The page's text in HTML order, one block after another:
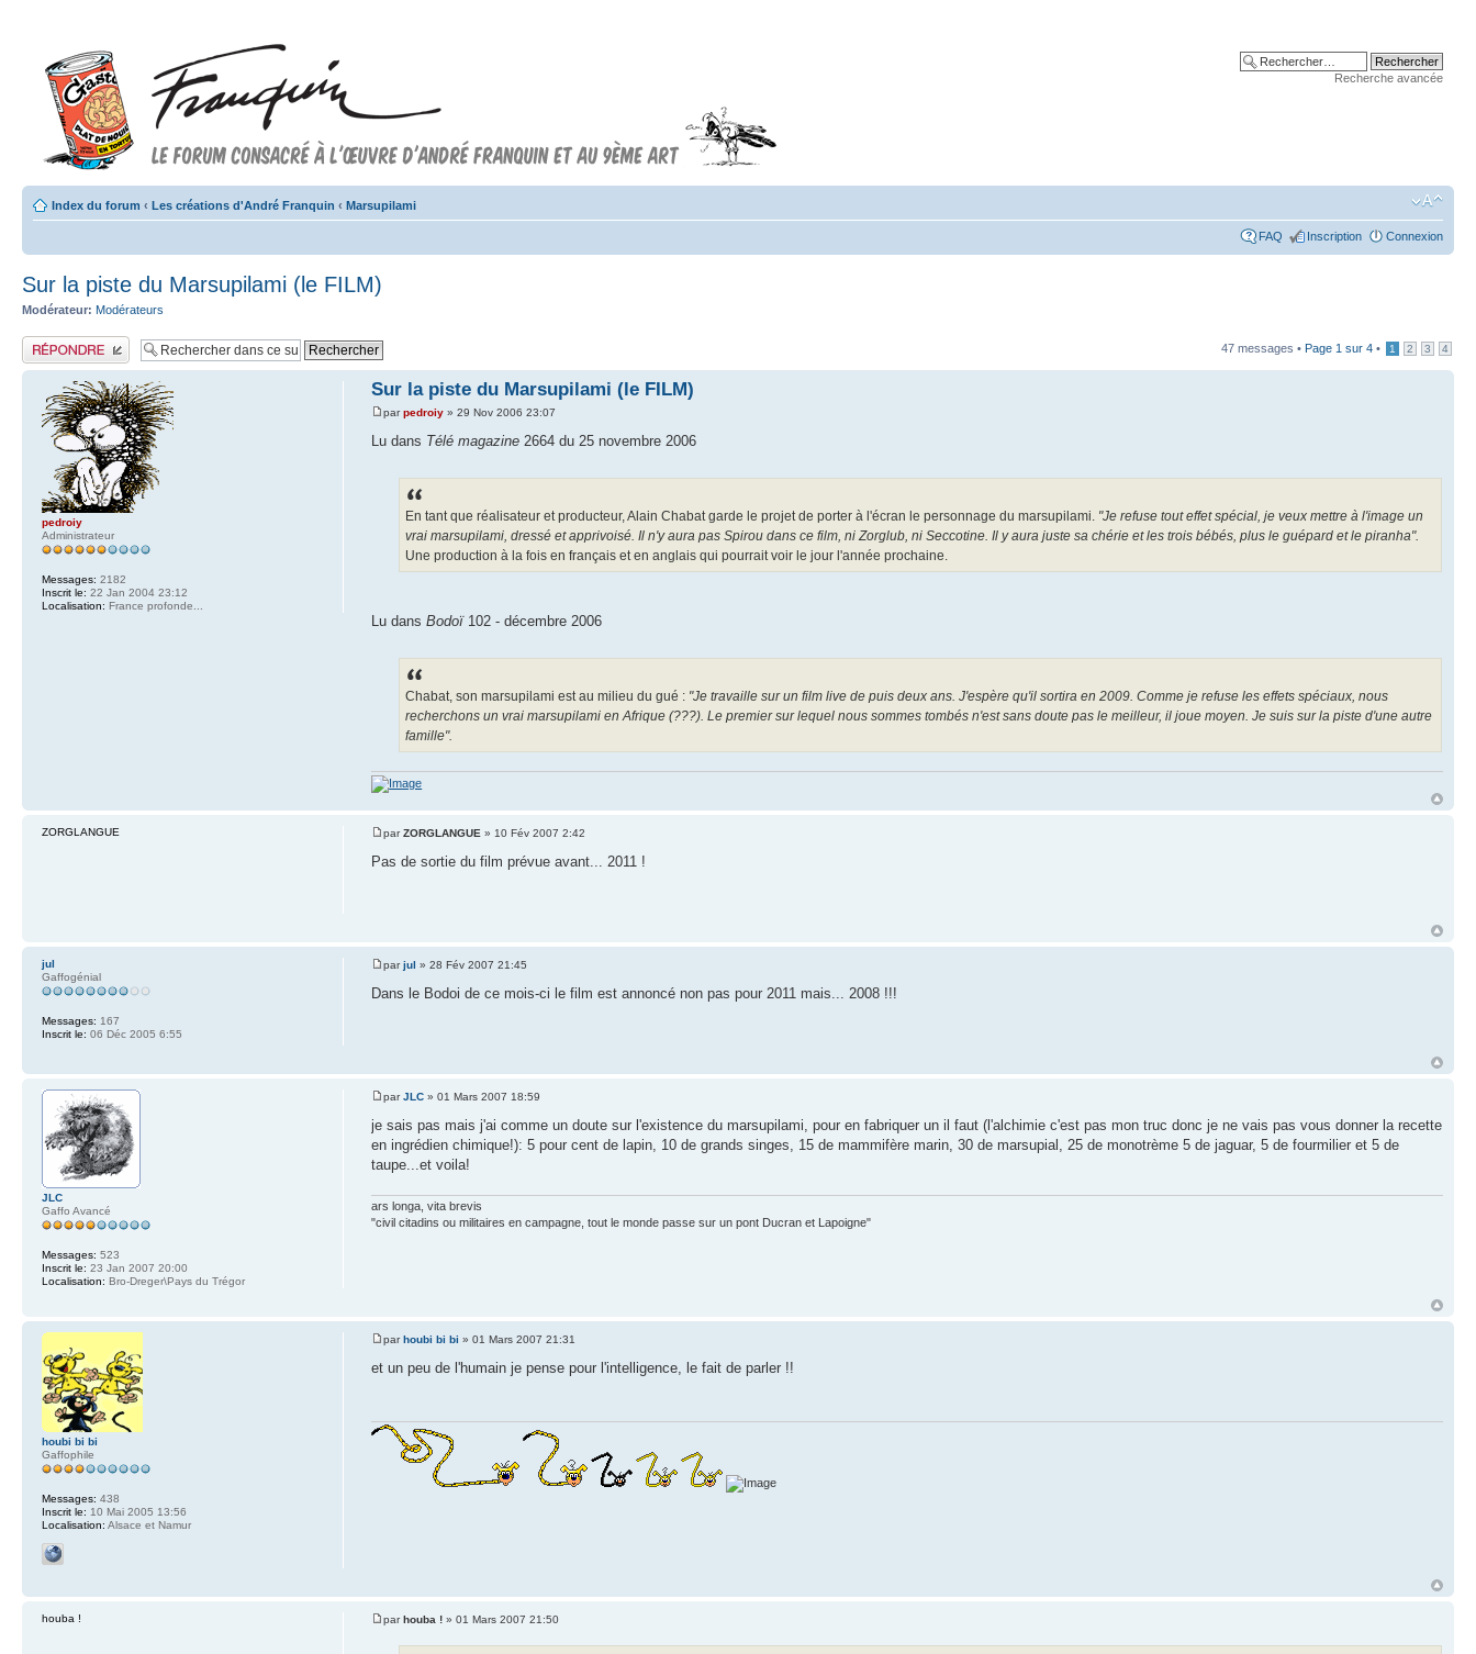
Recherche avancée
Index du forum ‹ Les créations d'André Franquin ‹ Marsupilami
FAQ Inscription Connexion
Sur la piste du Marsupilami (le FILM)
Modérateur: Modérateurs
Publier une réponse 47 messages • Page 1 sur 4 • 1 2 3 4
Sur la piste du Marsupilami (le FILM)
parpedroiy » 29 Nov 2006 23:07
Lu dans Télé magazine 2664 du 25 novembre 2006
En tant que réalisateur et producteur, Alain Chabat garde le projet de porter à l'écran le personnage du marsupilami. "Je refuse tout effet spécial, je veux mettre à l'image un
vrai marsupilami, dressé et apprivoisé. Il n'y aura pas Spirou dans ce film, ni Zorglub, ni Seccotine. Il y aura juste sa chérie et les trois bébés, plus le guépard et le piranha".
Une production à la fois en français et en anglais qui pourrait voir le jour l'année prochaine.
Lu dansBodoï102 - décembre 2006
Chabat, son marsupilami est au milieu du gué : "Je travaille sur un film live de puis deux ans. J'espère qu'il sortira en 2009. Comme je refuse les effets spéciaux, nous
recherchons un vrai marsupilami en Afrique (???). Le premier sur lequel nous sommes tombés n'est sans doute pas le meilleur, il joue moyen. Je suis sur la piste d'une autre
famille".
pedroiy
Administrateur
Messages: 2182
Inscrit le: 22 Jan 2004 23:12
Localisation: France profonde...
parZORGLANGUE » 10 Fév 2007 2:42
Pas de sortie du film prévue avant... 2011 !
ZORGLANGUE
parjul » 28 Fév 2007 21:45
Dans le Bodoi de ce mois-ci le film est annoncé non pas pour 2011 mais... 2008 !!!
jul
Gaffogénial
Messages: 167
Inscrit le: 06 Déc 2005 6:55
parJLC » 01 Mars 2007 18:59
je sais pas mais j'ai comme un doute sur l'existence du marsupilami, pour en fabriquer un il faut (l'alchimie c'est pas mon truc donc je ne vais pas vous donner la recette
en ingrédien chimique!): 5 pour cent de lapin, 10 de grands singes, 15 de mammifère marin, 30 de marsupial, 25 de monotrème 5 de jaguar, 5 de fourmilier et 5 de
taupe...et voila!
ars longa, vita brevis
"civil citadins ou militaires en campagne, tout le monde passe sur un pont Ducran et Lapoigne"
JLC
Gaffo Avancé
Messages: 523
Inscrit le: 23 Jan 2007 20:00
Localisation: Bro-Dreger\Pays du Trégor
parhoubi bi bi » 01 Mars 2007 21:31
et un peu de l'humain je pense pour l'intelligence, le fait de parler !!
houbi bi bi
Gaffophile
Messages: 438
Inscrit le: 10 Mai 2005 13:56
Localisation: Alsace et Namur
parhouba ! » 01 Mars 2007 21:50
houba !